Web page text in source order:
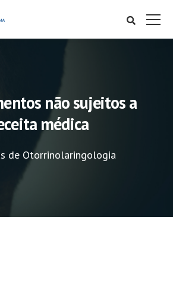
não sujeitos a
médica
de Otorrinolaringologia